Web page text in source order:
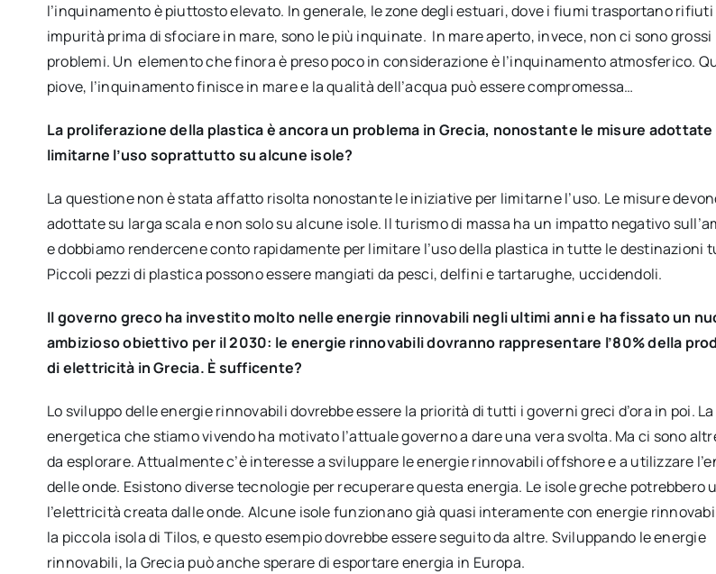
l’inquinamento è piuttosto elevato. In generale, le zone degli estuari, dove i fiumi trasportano rifiuti
impurità prima di sfociare in mare, sono le più inquinate. In mare aperto, invece, non ci sono grossi
problemi. Un elemento che finora è preso poco in considerazione è l’inquinamento atmosferico.
piove, l’inquinamento finisce in mare e la qualità dell’acqua può essere compromessa…
La proliferazione della plastica è ancora un problema in Grecia, nonostante le misure adottate
limitarne l’uso soprattutto su alcune isole?
La questione non è stata affatto risolta nonostante le iniziative per limitarne l’uso. Le misure
adottate su larga scala e non solo su alcune isole. Il turismo di massa ha un impatto negativo
e dobbiamo rendercene conto rapidamente per limitare l’uso della plastica in tutte le destinazioni
Piccoli pezzi di plastica possono essere mangiati da pesci, delfini e tartarughe, uccidendoli.
Il governo greco ha investito molto nelle energie rinnovabili negli ultimi anni e ha fissato un
ambizioso obiettivo per il 2030: le energie rinnovabili dovranno rappresentare l’80% della
di elettricità in Grecia. È sufficente?
Lo sviluppo delle energie rinnovabili dovrebbe essere la priorità di tutti i governi greci d’ora in poi.
energetica che stiamo vivendo ha motivato l’attuale governo a dare una vera svolta. Ma ci sono
da esplorare. Attualmente c’è interesse a sviluppare le energie rinnovabili offshore e a utilizzare
delle onde. Esistono diverse tecnologie per recuperare questa energia. Le isole greche potrebbero
l’elettricità creata dalle onde. Alcune isole funzionano già quasi interamente con energie
la piccola isola di Tilos, e questo esempio dovrebbe essere seguito da altre. Sviluppando le energie
rinnovabili, la Grecia può anche sperare di esportare energia in Europa.